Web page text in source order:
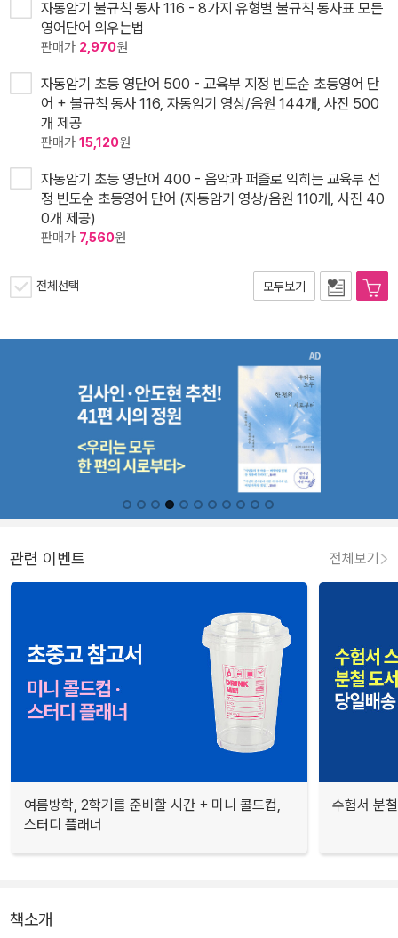
자동암기 불규칙 동사 116 - 8가지 유형별 불규칙 동사표 모든
영어단어 외우는법
판매가 2,970원
자동암기 초등 영단어 500 - 교육부 지정 빈도순 초등영어 단
어 + 불규칙 동사 116, 자동암기 영상/음원 144개, 사진 500
개 제공
판매가 15,120원
자동암기 초등 영단어 400 - 음악과 퍼즐로 익히는 교육부 선
정 빈도순 초등영어 단어 (자동암기 영상/음원 110개, 사진 40
0개 제공)
판매가 7,560원
전체선택 모두보기
관련 이벤트 전체보기
여름방학, 2학기를 준비할 시간 + 미니 콜드컵,
스터디 플래너
수험서 분
책소개